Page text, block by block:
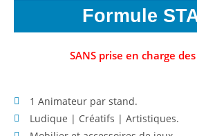
Formule
SANS prise en charge
1 Animateur par stand.
Ludique | Créatifs | Artistiques.